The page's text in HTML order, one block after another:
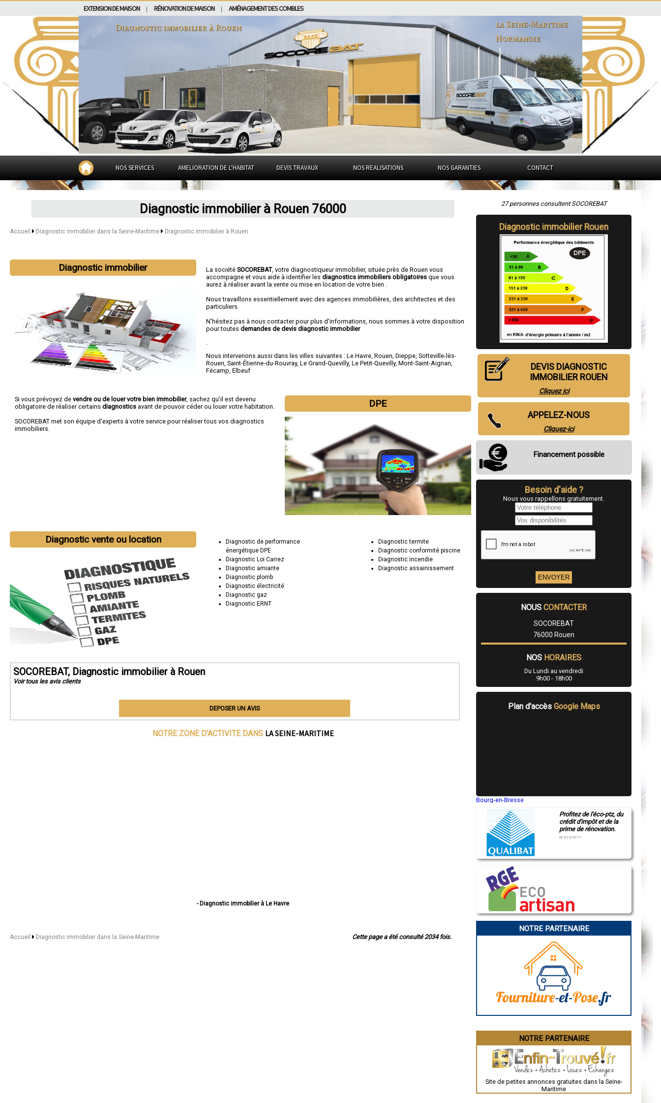
EXTENSION DE MAISON RÉNOVATION DE MAISON AMÉNAGEMENT DES COMBLES
Diagnostic immobilier àRouen
la Seine-Maritime
Normandie
NOS SERVICES AMELIORATION DE L'HABITAT DEVIS TRAVAUX NOS REALISATIONS NOS GARANTIES CONTACT
Diagnostic immobilier à Rouen 76000
Accueil Diagnostic immobilier dans la Seine-Maritime Diagnostic immobilier à Rouen
Diagnostic immobilier La sociétéSOCOREBAT, votre diagnostiqueur immobilier, située près de Rouen vous
accompagne et vous aide à identifier lesdiagnostics immobiliers obligatoiresque vous
aurez à réaliser avant la vente ou mise en location de votre bien .
Nous travaillons essentiellement avec des agences immobilières, des architectes et des
particuliers.
N'hésitez pas à nous contacter pour plus d'informations, nous sommes à votre disposition
pour toutesdemandes de devis diagnostic immobilier
Nous intervenons aussi dans les villes suivantes :Le Havre,Rouen,Dieppe,Sotteville-lès-
Rouen,Saint-Étienne-du-Rouvray,Le Grand-Quevilly,Le Petit-Quevilly,Mont-Saint-Aignan,
Fécamp,Elbeuf
DPE
Si vous prévoyez de vendre ou de louer votre bien immobilier, sachez qu’il est devenu
obligatoire de réaliser certains diagnostics avant de pouvoir céder ou louer votre habitation.
SOCOREBAT met son équipe d'experts à votre service pour réaliser tous vos diagnostics
immobiliers.
Diagnostic vente ou location
Diagnostic de performance
énergétique DPE
Diagnostic Loi Carrez
Diagnostic amiante
Diagnostic plomb
Diagnostic électricité
Diagnostic gaz
Diagnostic ERNT
Diagnostic termite
Diagnostic conformité piscine
Diagnostic incendie
Diagnostic assainissement
SOCOREBAT, Diagnostic immobilier à Rouen
Voir tous les avis clients
DEPOSER UN AVIS
NOTRE ZONE D'ACTIVITE DANS LA SEINE-MARITIME
- Diagnostic immobilier à Le Havre
Cette page a été consulté 2034 fois.
Accueil Diagnostic immobilier dans la Seine-Maritime
27 personnes consultent SOCOREBAT
Diagnostic immobilier Rouen
DEVIS DIAGNOSTIC
IMMOBILIER ROUEN
Cliquez ici
APPELEZ-NOUS
Cliquez-ici
Financement possible
Besoin d'aide ?
Nous vous rappellons gratuitement.
NOUS CONTACTER
SOCOREBAT
76000 Rouen
NOS HORAIRES
Du Lundi au vendredi
9h00 - 18h00
Plan d'accès Google Maps
Bourg-en-Bresse
Montluçon
Manosque
Gap
Charleville-Mézières
Pamiers
Narbonne
Rodez
Marseille
Caen
Angoulême
La Rochelle
Brive-la-Gaillarde
Chartres
Toulouse
Châteauroux
Grenoble
Mont-de-Marsan
Saint-Étienne
Profitez de l'éco-ptz, du
crédit d'impôt et de la
prime de rénovation.
N°E157671
NOTRE PARTENAIRE
NOTRE PARTENAIRE
Site de petites annonces gratuites dans la Seine-
Maritime